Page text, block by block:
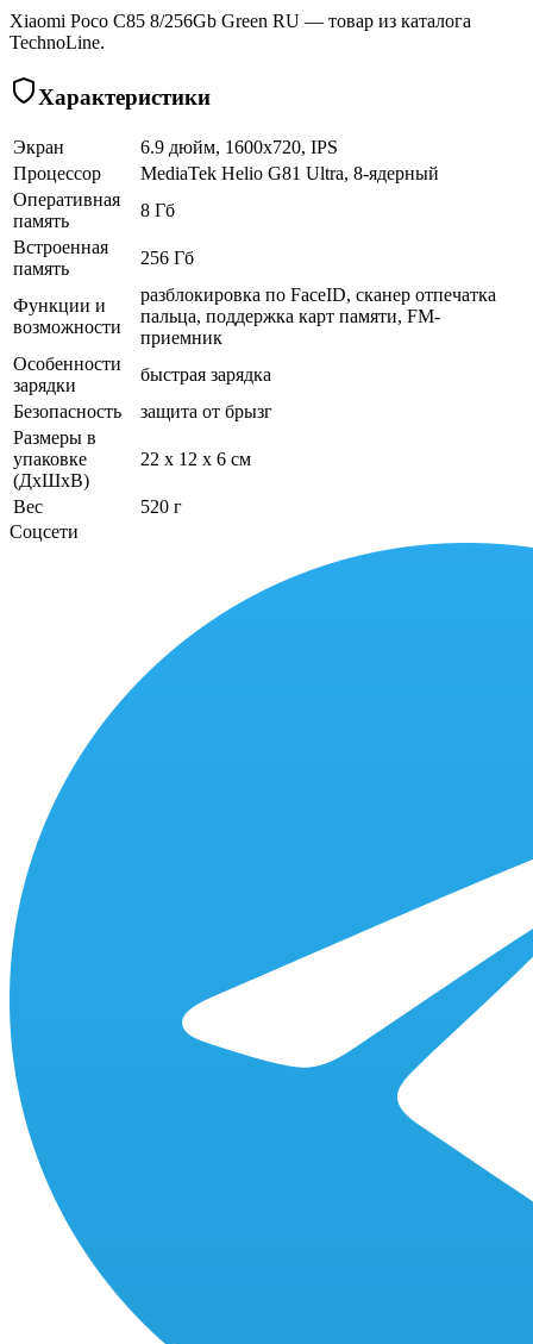
Xiaomi Poco C85 8/256Gb Green RU — товар из каталога
TechnoLine.
Характеристики
Экран
6.9 дюйм, 1600x720, IPS
Процессор
MediaTek Helio G81 Ultra, 8-ядерный
Оперативная
память
8 Гб
Встроенная
память
256 Гб
Функции и
возможности
разблокировка по FaceID, сканер отпечатка
пальца, поддержка карт памяти, FM-
приемник
Особенности
зарядки
быстрая зарядка
Безопасность
защита от брызг
Размеры в
упаковке
(ДхШхВ)
22 x 12 x 6 см
Вес
520 г
Соцсети